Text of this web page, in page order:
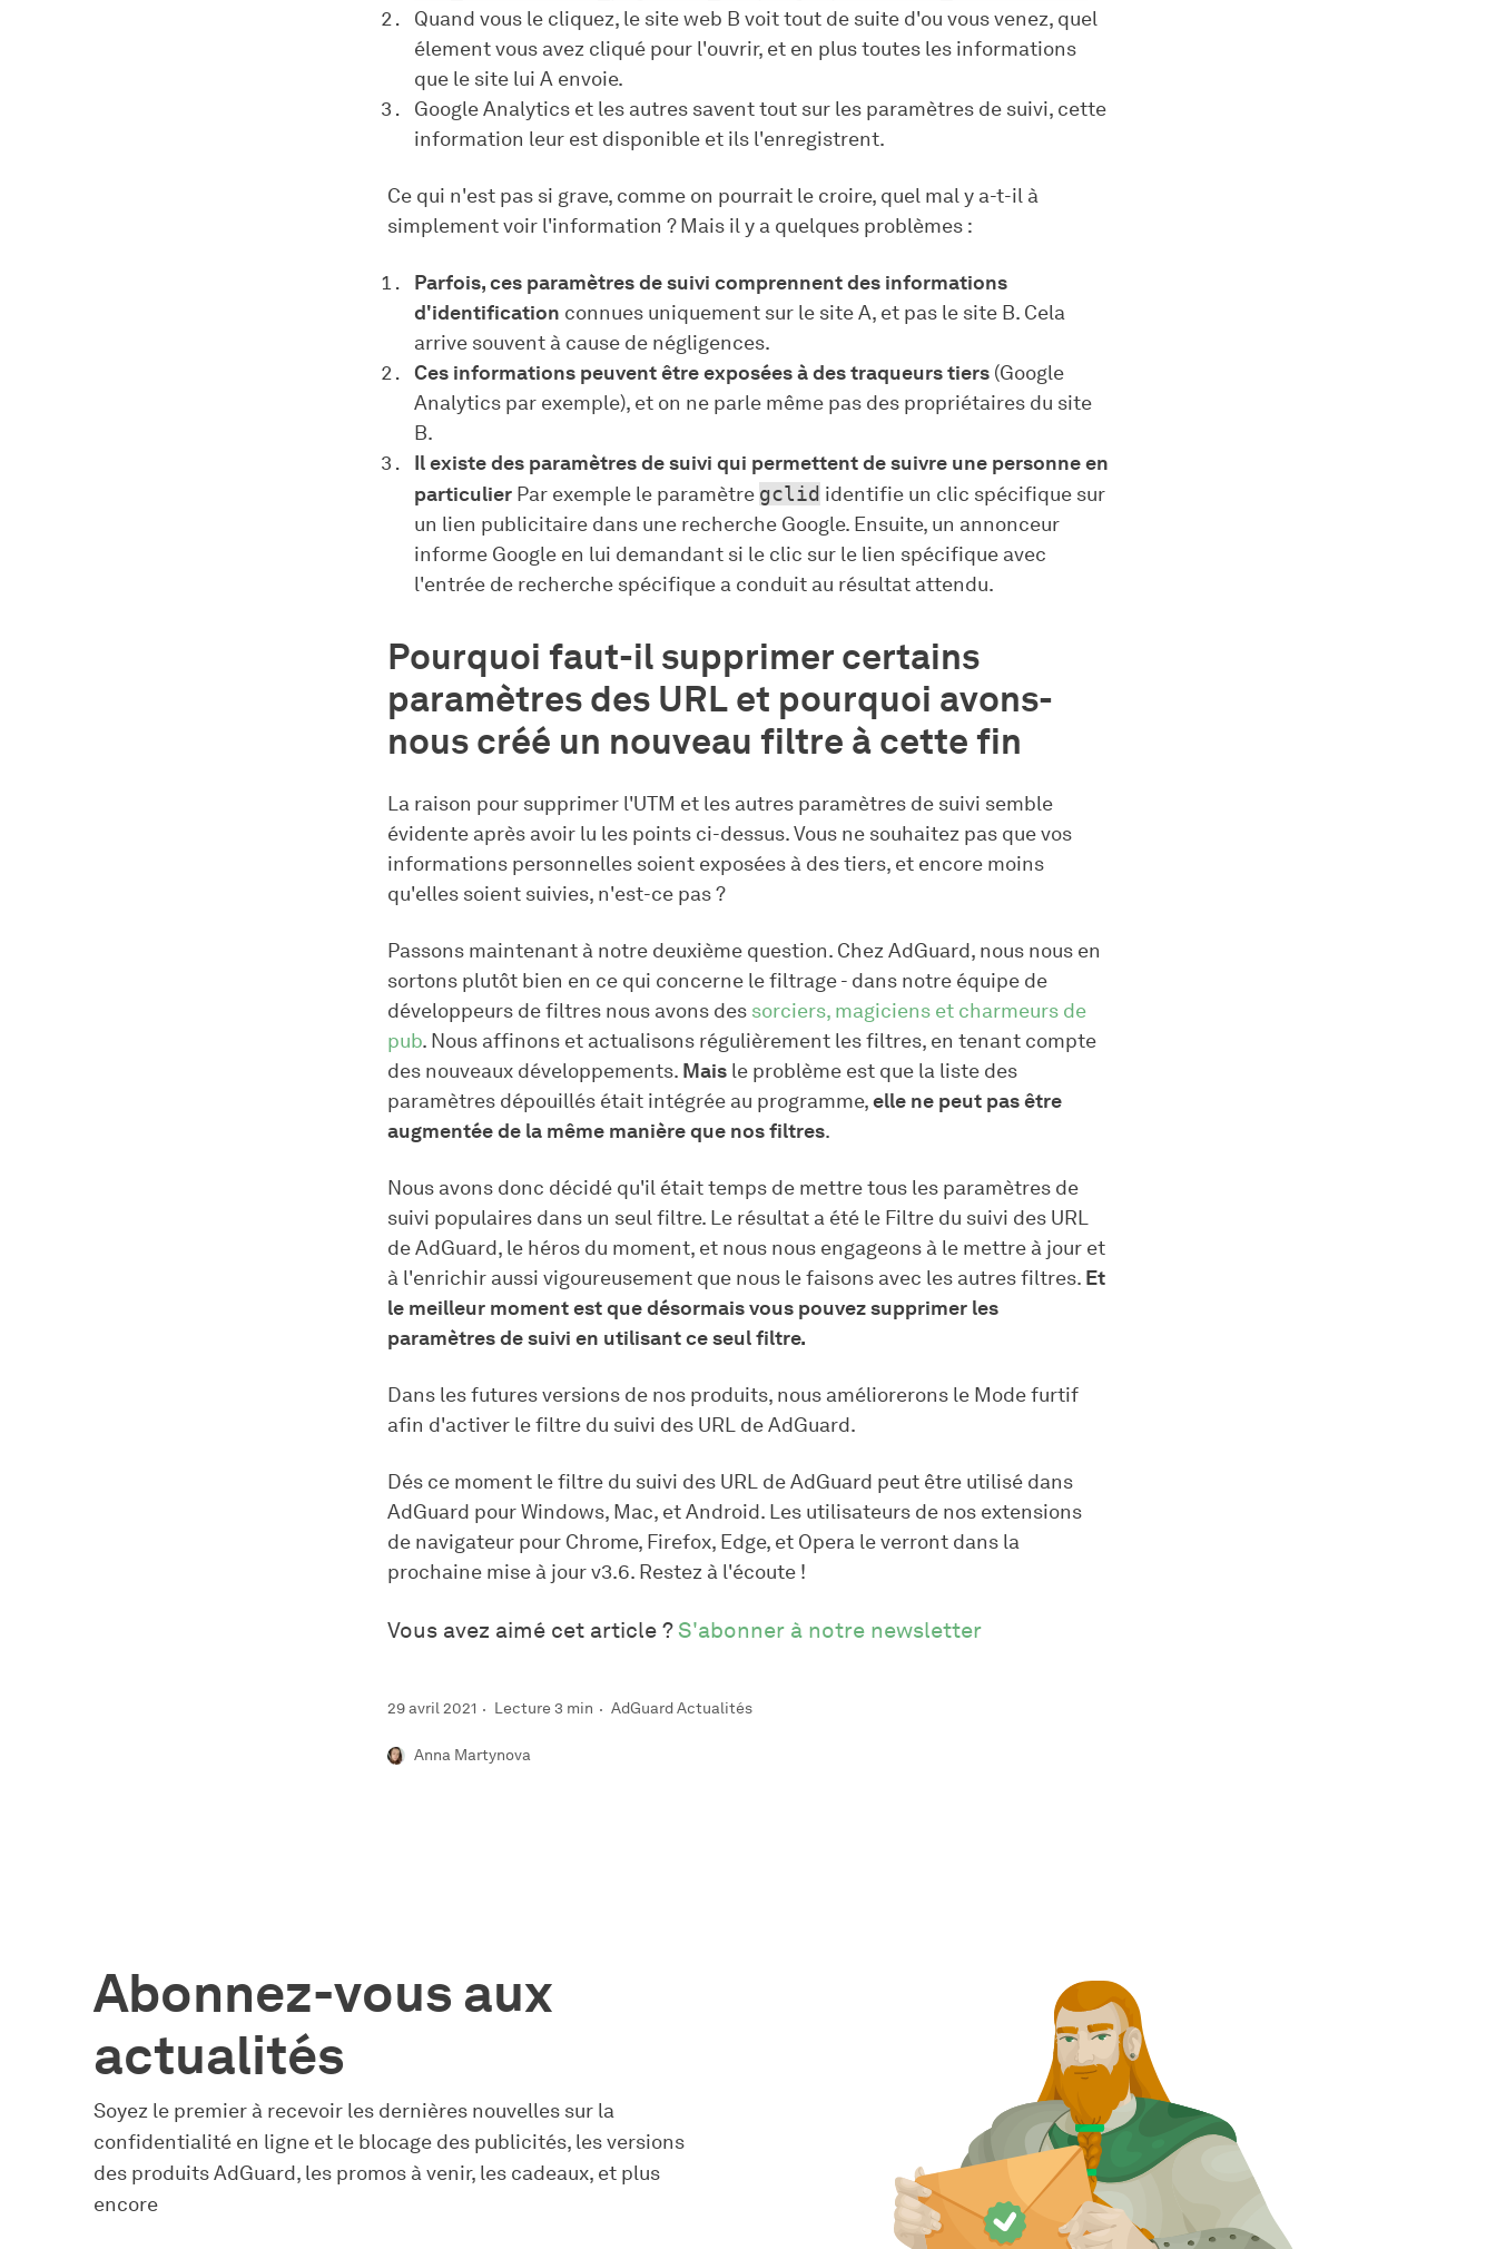
Quand vous le cliquez, le site web B voit tout de suite d'ou vous venez, quel
élement vous avez cliqué pour l'ouvrir, et en plus toutes les informations
que le site lui A envoie.
Google Analytics et les autres savent tout sur les paramètres de suivi, cette
information leur est disponible et ils l'enregistrent.
Ce qui n'est pas si grave, comme on pourrait le croire, quel mal y a-t-il à
simplement voir l'information ? Mais il y a quelques problèmes :
Parfois, ces paramètres de suivi comprennent des informations
d'identification connues uniquement sur le site A, et pas le site B. Cela
arrive souvent à cause de négligences.
Ces informations peuvent être exposées à des traqueurs tiers (Google
Analytics par exemple), et on ne parle même pas des propriétaires du site
B.
Il existe des paramètres de suivi qui permettent de suivre une personne en
particulier Par exemple le paramètre gclid identifie un clic spécifique sur
un lien publicitaire dans une recherche Google. Ensuite, un annonceur
informe Google en lui demandant si le clic sur le lien spécifique avec
l'entrée de recherche spécifique a conduit au résultat attendu.
Pourquoi faut-il supprimer certains
paramètres des URL et pourquoi avons-
nous créé un nouveau filtre à cette fin
La raison pour supprimer l'UTM et les autres paramètres de suivi semble
évidente après avoir lu les points ci-dessus. Vous ne souhaitez pas que vos
informations personnelles soient exposées à des tiers, et encore moins
qu'elles soient suivies, n'est-ce pas ?
Passons maintenant à notre deuxième question. Chez AdGuard, nous nous en
sortons plutôt bien en ce qui concerne le filtrage - dans notre équipe de
développeurs de filtres nous avons des sorciers, magiciens et charmeurs de
pub. Nous affinons et actualisons régulièrement les filtres, en tenant compte
des nouveaux développements. Mais le problème est que la liste des
paramètres dépouillés était intégrée au programme,elle ne peut pas être
augmentée de la même manière que nos filtres.
Nous avons donc décidé qu'il était temps de mettre tous les paramètres de
suivi populaires dans un seul filtre. Le résultat a été le Filtre du suivi des URL
de AdGuard, le héros du moment, et nous nous engageons à le mettre à jour et
à l'enrichir aussi vigoureusement que nous le faisons avec les autres filtres. Et
le meilleur moment est que désormais vous pouvez supprimer les
paramètres de suivi en utilisant ce seul filtre.
Dans les futures versions de nos produits, nous améliorerons le Mode furtif
afin d'activer le filtre du suivi des URL de AdGuard.
Dés ce moment le filtre du suivi des URL de AdGuard peut être utilisé dans
AdGuard pour Windows, Mac, et Android. Les utilisateurs de nos extensions
de navigateur pour Chrome, Firefox, Edge, et Opera le verront dans la
prochaine mise à jour v3.6. Restez à l'écoute !
Vous avez aimé cet article ?S'abonner à notre newsletter
29 avril 2021 Lecture 3 min AdGuard Actualités
Anna Martynova
Abonnez-vous aux
actualités
Soyez le premier à recevoir les dernières nouvelles sur la
confidentialité en ligne et le blocage des publicités, les versions
des produits AdGuard, les promos à venir, les cadeaux, et plus
encore